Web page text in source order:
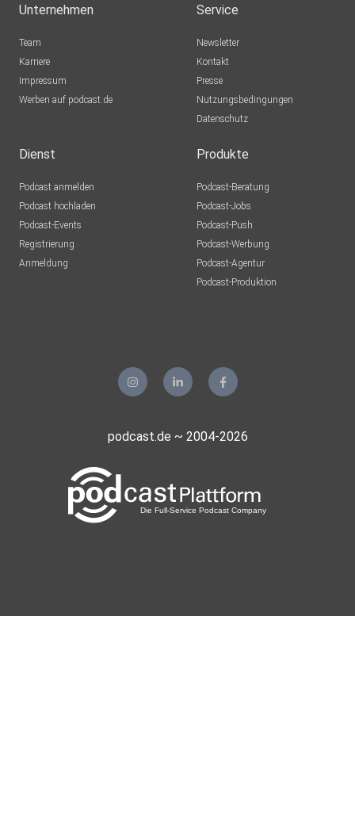
Unternehmen
Team
Karriere
Impressum
Werben auf podcast.de
Service
Newsletter
Kontakt
Presse
Nutzungsbedingungen
Datenschutz
Dienst
Podcast anmelden
Podcast hochladen
Podcast-Events
Registrierung
Anmeldung
Produkte
Podcast-Beratung
Podcast-Jobs
Podcast-Push
Podcast-Werbung
Podcast-Agentur
Podcast-Produktion
podcast.de ~ 2004-2026